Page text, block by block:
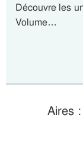
Découvre les
Volume…
Aires